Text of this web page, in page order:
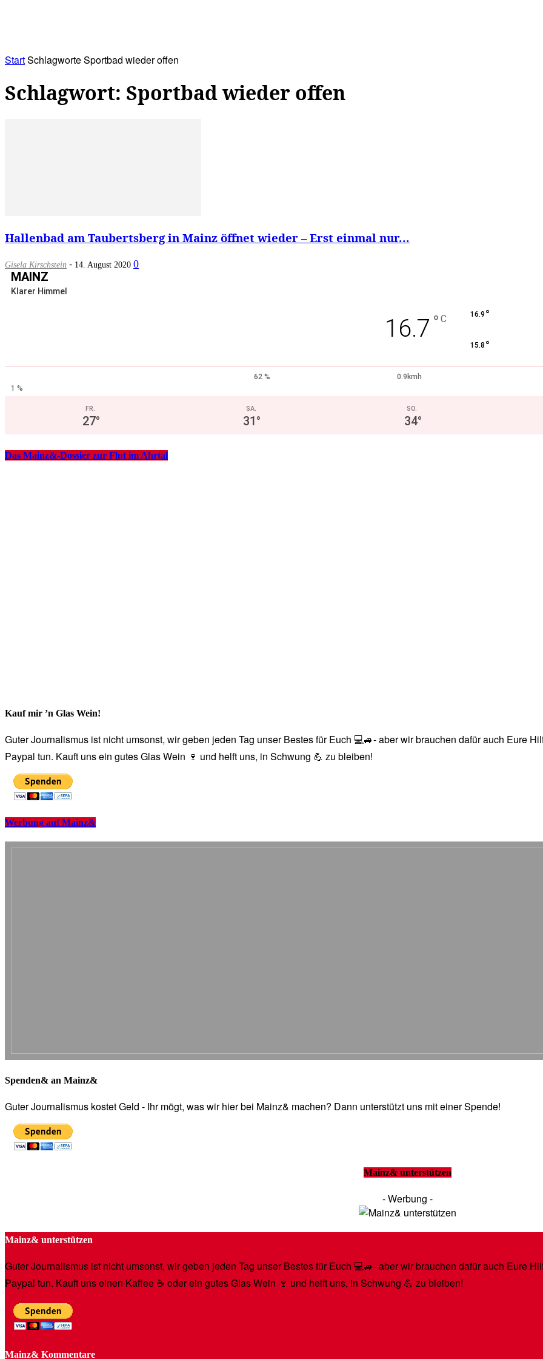
StartSchlagworteSportbad wieder offen
Schlagwort: Sportbad wieder offen
Hallenbad am Taubertsberg in Mainz öffnet wieder – Erst einmal nur...
Gisela Kirschstein - 14. August 2020 0
MAINZ
Klarer Himmel
16.7 ° C 16.9 °
15.8 °
62 %
0.9kmh
1 %
FR.
27°
SA.
31°
SO.
34°
Das Mainz&-Dossier zur Flut im Ahrtal
Kauf mir ’n Glas Wein!
Guter Journalismus ist nicht umsonst, wir geben jeden Tag unser Bestes für Euch 💻🚙- aber wir brauchen dafür auch Eure
Paypal tun. Kauft uns ein gutes Glas Wein 🍷 und helft uns, in Schwung 💪 zu bleiben!
Werbung auf Mainz&
Spenden& an Mainz&
Guter Journalismus kostet Geld - Ihr mögt, was wir hier bei Mainz& machen? Dann unterstützt uns mit einer Spende!
Mainz& unterstützen
- Werbung -
Mainz& unterstützen
Guter Journalismus ist nicht umsonst, wir geben jeden Tag unser Bestes für Euch 💻🚙- aber wir brauchen dafür auch Eure
Paypal tun. Kauft uns einen Kaffee ☕️ oder ein gutes Glas Wein 🍷 und helft uns, in Schwung 💪 zu bleiben!
Mainz& Kommentare